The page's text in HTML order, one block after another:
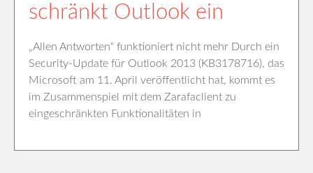
schränkt Outlook ein
„Allen Antworten“ funktioniert nicht mehr Durch ein
Security-Update für Outlook 2013 (KB3178716), das
Microsoft am 11. April veröffentlicht hat, kommt es
im Zusammenspiel mit dem Zarafaclient zu
eingeschränkten Funktionalitäten in